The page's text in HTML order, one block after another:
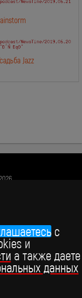
c
и
а также даете
данных
Jazz